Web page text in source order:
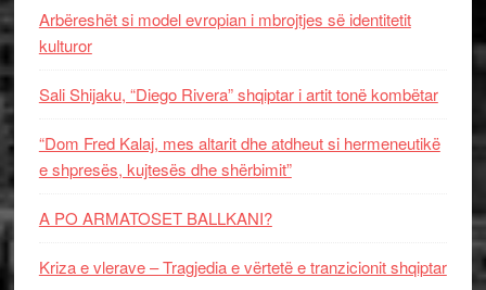
Arbëreshët si model evropian i mbrojtjes së identitetit
kulturor
Sali Shijaku, “Diego Rivera” shqiptar i artit tonë kombëtar
“Dom Fred Kalaj, mes altarit dhe atdheut si hermeneutikë
e shpresës, kujtesës dhe shërbimit”
A PO ARMATOSET BALLKANI?
Kriza e vlerave – Tragjedia e vërtetë e tranzicionit shqiptar